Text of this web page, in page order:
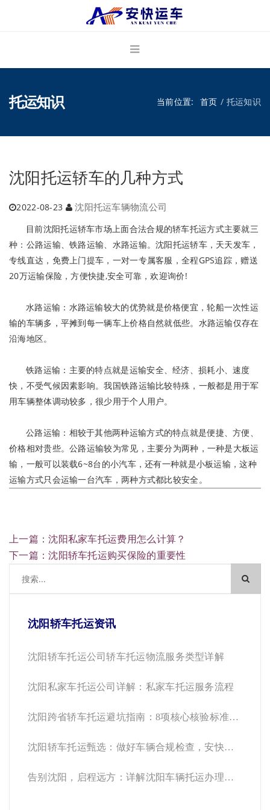
托运知识 当前位置: 首页 托运知识
沈阳托运轿车的几种方式
2022-08-23 沈阳托运车辆物流公司
目前沈阳托运轿车市场上面合法合规的轿车托运方式主要就三
种：公路运输、铁路运输、水路运输。沈阳托运轿车，天天发车，
专线直达，免费上门提车，一对一专属客服，全程GPS追踪，赠送
20万运输保险，方便快捷,安全可靠，欢迎询价!
水路运输：水路运输较大的优势就是价格便宜，轮船一次性运
输的车辆多，平摊到每一辆车上价格自然就低些。水路运输仅存在
沿海地区。
铁路运输：主要的特点就是运输安全、经济、损耗小、速度
快，不受气候因素影响。我国铁路运输比较特殊，一般都是用于军
用车辆整体调动较多，很少用于个人用户。
公路运输：相较于其他两种运输方式的特点就是便捷、方便、
价格相对贵些。公路运输较为常见，主要分为两种，一种是大板运
输，一般可以装载6~8台的小汽车，还有一种就是小板运输，这种
运输方式只会运输一台汽车，两种方式都比较安全。
上一篇：沈阳私家车托运费用怎么计算？
下一篇：沈阳轿车托运购买保险的重要性
沈阳轿车托运资讯
沈阳轿车托运公司轿车托运物流服务类型详解
沈阳私家车托运公司详解：私家车托运服务流程
沈阳跨省轿车托运避坑指南：8项核心核验标准与
沈阳轿车托运甄选：做好车辆合规检查，安快运
告别沈阳，启程远方：详解沈阳车辆托运办理流